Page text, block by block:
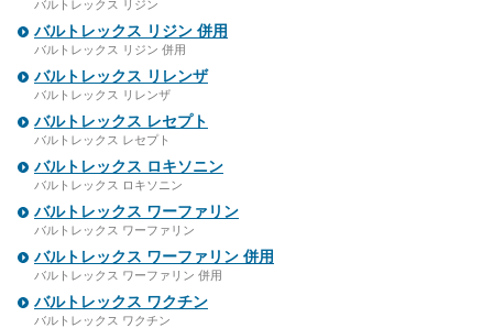
バルトレックス リジン
バルトレックス リジン 併用
バルトレックス リジン 併用
バルトレックス リレンザ
バルトレックス リレンザ
バルトレックス レセプト
バルトレックス レセプト
バルトレックス ロキソニン
バルトレックス ロキソニン
バルトレックス ワーファリン
バルトレックス ワーファリン
バルトレックス ワーファリン 併用
バルトレックス ワーファリン 併用
バルトレックス ワクチン
バルトレックス ワクチン